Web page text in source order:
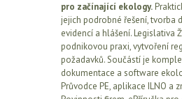
pro začínající ekology.
jejich podrobné řešení, tvorba
evidencí a hlášení. Legislativa
podnikovou praxi, vytvoření
požadavků. Součástí je
dokumentace a software
Průvodce PE, aplikace ILNO a